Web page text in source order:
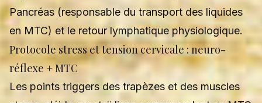
Pancréas (responsable du transport des liquides
en MTC) et le retour lymphatique physiologique.
Protocole stress et tension cervicale : neuro-
réflexe + MTC
Les points triggers des trapèzes et des muscles